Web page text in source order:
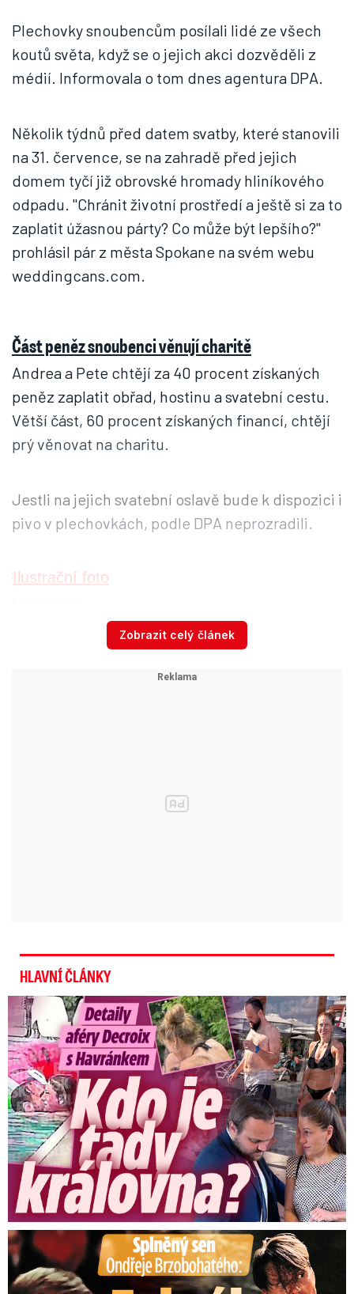
Plechovky snoubencům posílali lidé ze všech
koutů světa, když se o jejich akci dozvěděli z
médií. Informovala o tom dnes agentura DPA.
Několik týdnů před datem svatby, které stanovili
na 31. července, se na zahradě před jejich
domem tyčí již obrovské hromady hliníkového
odpadu. "Chránit životní prostředí a ještě si za to
zaplatit úžasnou párty? Co může být lepšího?"
prohlásil pár z města Spokane na svém webu
weddingcans.com.
Část peněz snoubenci věnují charitě
Andrea a Pete chtějí za 40 procent získaných
peněz zaplatit obřad, hostinu a svatební cestu.
Větší část, 60 procent získaných financí, chtějí
prý věnovat na charitu.
Jestli na jejich svatební oslavě bude k dispozici i
pivo v plechovkách, podle DPA neprozradili.
Zobrazit celý článek
HLAVNÍ ČLÁNKY
Detaily aféry Decroix s Havránkem: Kdo je tady královna?
Splněný sen Ondřeje Brzobohatého: Zahrál si svého tátu